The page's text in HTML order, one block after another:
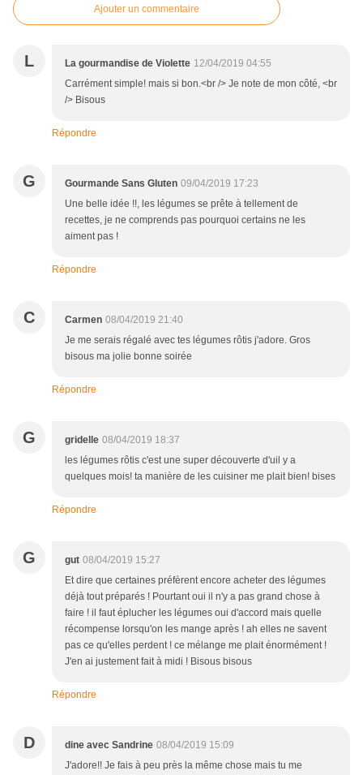
Ajouter un commentaire
L La gourmandise de Violette 12/04/2019 04:55
Carrément simple! mais si bon.<br /> Je note de mon côté, <br
/> Bisous
Répondre
G Gourmande Sans Gluten 09/04/2019 17:23
Une belle idée !!, les légumes se prête à tellement de
recettes, je ne comprends pas pourquoi certains ne les
aiment pas !
Répondre
C Carmen 08/04/2019 21:40
Je me serais régalé avec tes légumes rôtis j'adore. Gros
bisous ma jolie bonne soirée
Répondre
G gridelle 08/04/2019 18:37
les légumes rôtis c'est une super découverte d'uil y a
quelques mois! ta manière de les cuisiner me plait bien! bises
Répondre
G gut 08/04/2019 15:27
Et dire que certaines préfèrent encore acheter des légumes
déjà tout préparés ! Pourtant oui il n'y a pas grand chose à
faire ! il faut éplucher les légumes oui d'accord mais quelle
récompense lorsqu'on les mange après ! ah elles ne savent
pas ce qu'elles perdent ! ce mélange me plait énormément !
J'en ai justement fait à midi ! Bisous bisous
Répondre
D dine avec Sandrine 08/04/2019 15:09
J'adore!! Je fais à peu près la même chose mais tu me